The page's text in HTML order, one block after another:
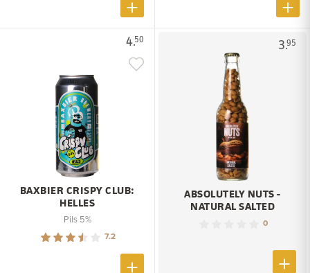
4.50
BAXBIER CRISPY CLUB:
HELLES
Pils 5%
7.2
3.95
ABSOLUTELY NUTS -
NATURAL SALTED
0